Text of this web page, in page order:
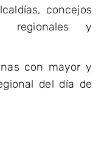
concejos
regionales y
con mayor y
del día de